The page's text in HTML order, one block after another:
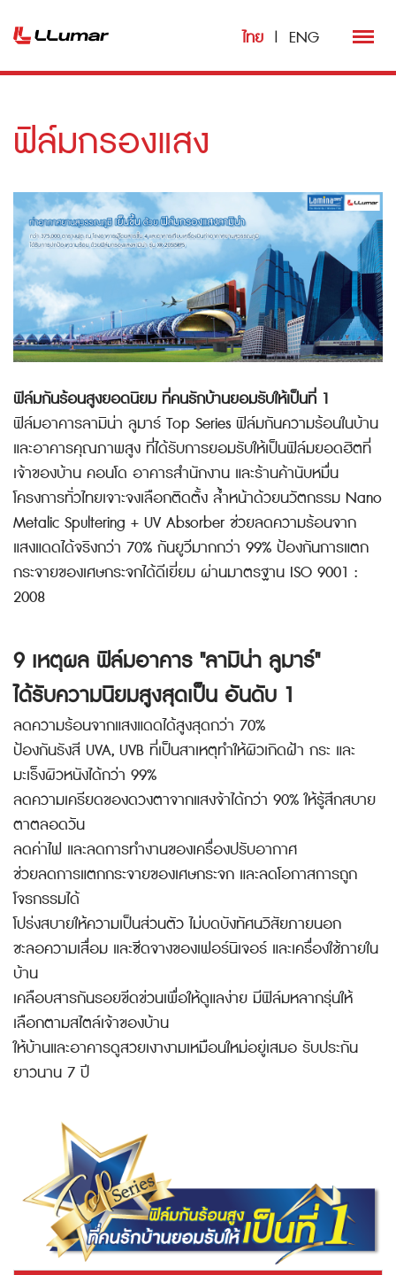
ไทย | ENG
ฟิล์มกรองแสง
ฟิล์มกันร้อนสูงยอดนิยม ที่คนรักบ้านยอมรับให้เป็นที่ 1
ฟิล์มอาคารลามิน่า ลูมาร์ Top Series ฟิล์มกันความร้อนในบ้าน
และอาคารคุณภาพสูง ที่ได้รับการยอมรับให้เป็นฟิล์มยอดฮิตที่
เจ้าของบ้าน คอนโด อาคารสำนักงาน และร้านค้านับหมื่น
โครงการทั่วไทยเจาะจงเลือกติดตั้ง ล้ำหน้าด้วยนวัตกรรม Nano
Metalic Spultering + UV Absorber ช่วยลดความร้อนจาก
แสงแดดได้จริงกว่า 70% กันยูวีมากกว่า 99% ป้องกันการแตก
กระจายของเศษกระจกได้ดีเยี่ยม ผ่านมาตรฐาน ISO 9001 :
2008
9 เหตุผล ฟิล์มอาคาร "ลามิน่า ลูมาร์"
ได้รับความนิยมสูงสุดเป็น อันดับ 1
ลดความร้อนจากแสงแดดได้สูงสุดกว่า 70%
ป้องกันรังสี UVA, UVB ที่เป็นสาเหตุทำให้ผิวเกิดฝ้า กระ และ
มะเร็งผิวหนังได้กว่า 99%
ลดความเครียดของดวงตาจากแสงจ้าได้กว่า 90% ให้รู้สึกสบาย
ตาตลอดวัน
ลดค่าไฟ และลดการทำงานของเครื่องปรับอากาศ
ช่วยลดการแตกกระจายของเศษกระจก และลดโอกาสการถูก
โจรกรรมได้
โปร่งสบายให้ความเป็นส่วนตัว ไม่บดบังทัศนวิสัยภายนอก
ชะลอความเสื่อม และซีดจางของเฟอร์นิเจอร์ และเครื่องใช้ภายใน
บ้าน
เคลือบสารกันรอยขีดข่วนเพื่อให้ดูแลง่าย มีฟิล์มหลากรุ่นให้
เลือกตามสไตล์เจ้าของบ้าน
ให้บ้านและอาคารดูสวยเงางามเหมือนใหม่อยู่เสมอ รับประกัน
ยาวนาน 7 ปี